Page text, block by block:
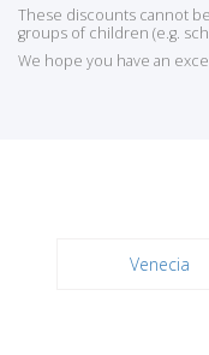
These discounts cannot
groups of children (e.g.
We hope you have an
Venecia